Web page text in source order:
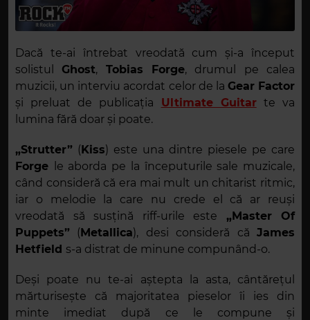
Dacă te-ai întrebat vreodată cum și-a început
solistul Ghost, Tobias Forge, drumul pe calea
muzicii, un interviu acordat celor de la Gear Factor
și preluat de publicația Ultimate Guitarte va
lumina fără doar și poate.
„Strutter” (Kiss) este una dintre piesele pe care
Forge
le aborda pe la începuturile sale muzicale,
când consideră că era mai mult un chitarist ritmic,
iar o melodie la care nu crede el că ar reuși
vreodată să susțină riff-urile este „Master Of
Puppets” (Metallica), desi consideră căJames
Hetfield s-a distrat de minune compunând-o.
Deși poate nu te-ai aștepta la asta, cântărețul
mărturisește că majoritatea pieselor îi ies din
minte imediat după ce le compune și